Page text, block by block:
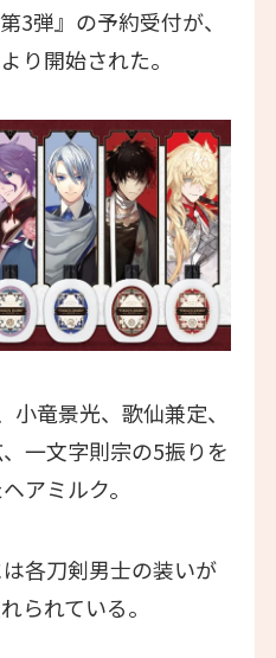
弾』の予約受付が、
り開始された。
竜景光、歌仙兼定、
一文字則宗の5振りを
アミルク。
各刀剣男士の装いが
られている。